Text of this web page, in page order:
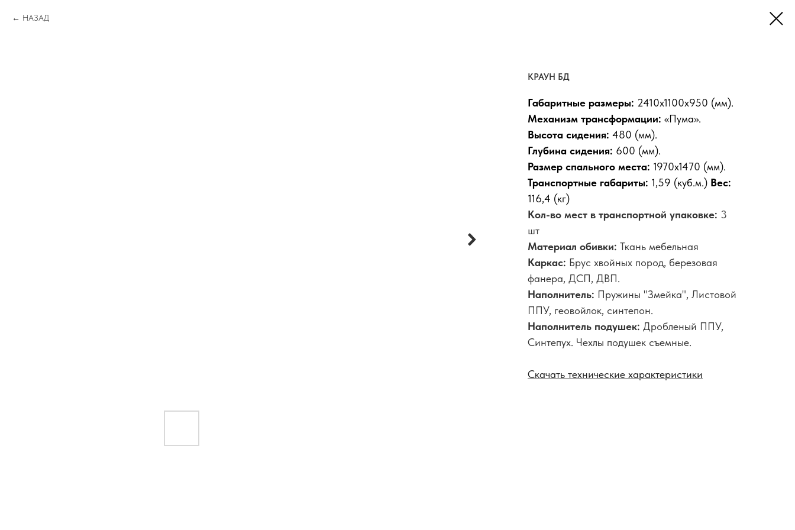
НАЗАД
КРАУН БД
Габаритные размеры: 2410х1100х950 (мм).
Механизм трансформации: «Пума».
Высота сидения: 480 (мм).
Глубина сидения: 600 (мм).
Размер спального места: 1970х1470 (мм).
Транспортные габариты: 1,59 (куб.м.) Вес:
116,4 (кг)
Кол-во мест в транспортной упаковке: 3
шт
Материал обивки: Ткань мебельная
Каркас: Брус хвойных пород, березовая
фанера, ДСП, ДВП.
Наполнитель: Пружины "Змейка", Листовой
ППУ, геовойлок, синтепон.
Наполнитель подушек: Дробленый ППУ,
Синтепух. Чехлы подушек съемные.
Скачать технические характеристики